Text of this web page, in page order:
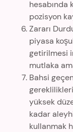
hesabında
pozisyon
Zararı
piyasa
getirilmesi
mutlaka
Bahsi
yüksek
kadar
kullanmak